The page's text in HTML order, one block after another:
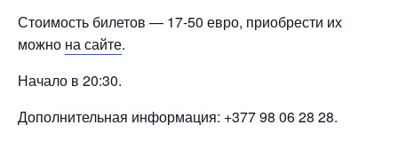
Стоимость билетов — 17-50 евро, приобрести их
можно на сайте.
Начало в 20:30.
Дополнительная информация: +377 98 06 28 28.